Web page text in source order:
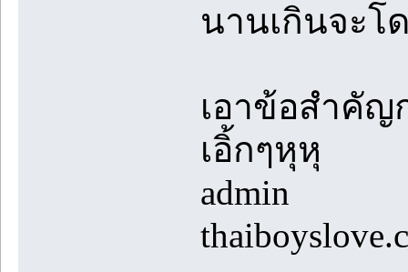
นานเกินจะโ
เอาข้อสำคัญ
เอิ้กๆหุหุ
admin